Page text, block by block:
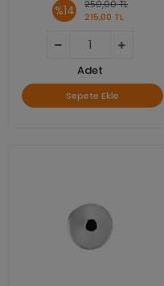
%14
250,00 TL
215,00 TL
Adet
Sepete Ekle